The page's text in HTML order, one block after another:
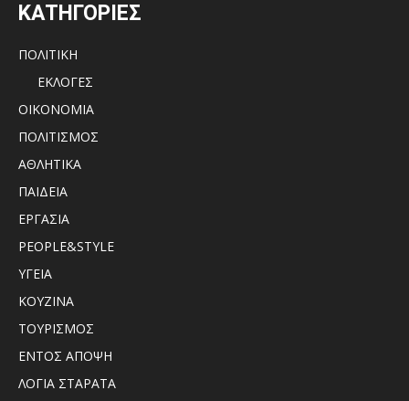
ΚΑΤΗΓΟΡΙΕΣ
ΠΟΛΙΤΙΚΗ
ΕΚΛΟΓΕΣ
ΟΙΚΟΝΟΜΙΑ
ΠΟΛΙΤΙΣΜΟΣ
ΑΘΛΗΤΙΚΑ
ΠΑΙΔΕΙΑ
ΕΡΓΑΣΙΑ
PEOPLE&STYLE
ΥΓΕΙΑ
ΚΟΥΖΙΝΑ
ΤΟΥΡΙΣΜΟΣ
ΕΝΤΟΣ ΑΠΟΨΗ
ΛΟΓΙΑ ΣΤΑΡΑΤΑ